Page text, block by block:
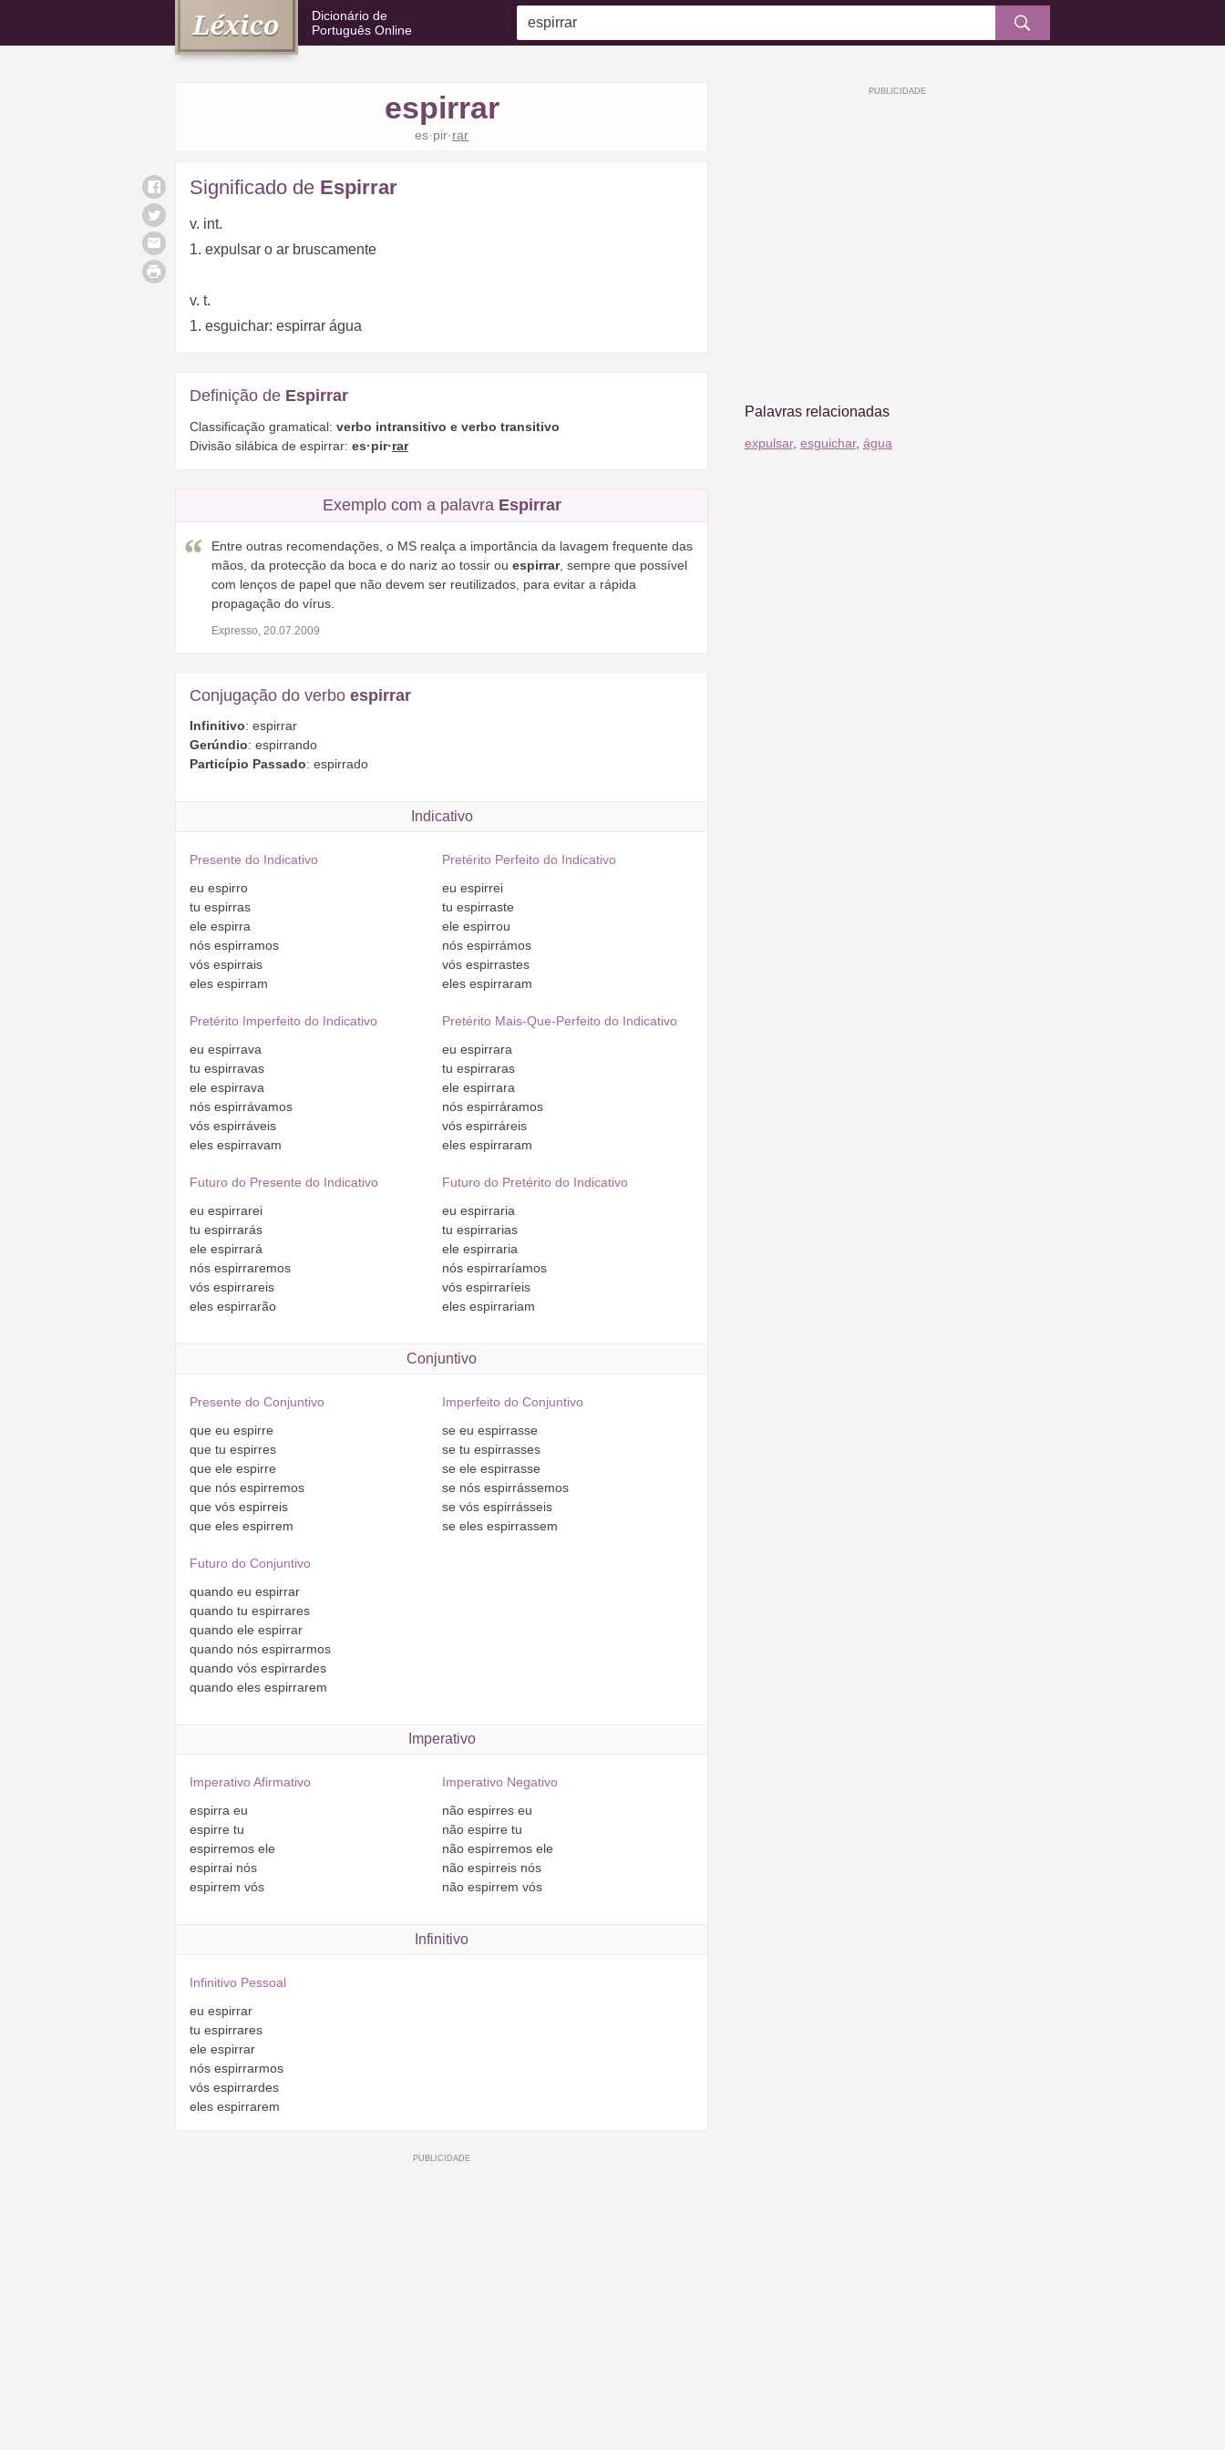
Dicionário de
Português Online
espirrar
es·pir·rar
Significado de Espirrar
v. int.
1. expulsar o ar bruscamente
v. t.
1. esguichar: espirrar água
Definição de Espirrar
Classificação gramatical: verbo intransitivo e verbo transitivo
Divisão silábica de espirrar: es·pir·rar
Exemplo com a palavra Espirrar
Entre outras recomendações, o MS realça a importância da lavagem frequente das
mãos, da protecção da boca e do nariz ao tossir ou espirrar, sempre que possível
com lenços de papel que não devem ser reutilizados, para evitar a rápida
propagação do vírus.
Expresso, 20.07.2009
Conjugação do verbo espirrar
Infinitivo: espirrar
Gerúndio: espirrando
Particípio Passado: espirrado
Indicativo
Presente do Indicativo
eu espirro
tu espirras
ele espirra
nós espirramos
vós espirrais
eles espirram
Pretérito Perfeito do Indicativo
eu espirrei
tu espirraste
ele espirrou
nósespirrámos
vósespirrastes
elesespirraram
Pretérito Imperfeito do Indicativo
eu espirrava
tu espirravas
ele espirrava
nós espirrávamos
vós espirráveis
eles espirravam
Pretérito Mais-Que-Perfeito do Indicativo
eu espirrara
tu espirraras
ele espirrara
nósespirráramos
vósespirráreis
elesespirraram
Futuro do Presente do Indicativo
eu espirrarei
tu espirrarás
ele espirrará
nós espirraremos
vós espirrareis
eles espirrarão
Futuro do Pretérito do Indicativo
eu espirraria
tu espirrarias
ele espirraria
nósespirraríamos
vósespirraríeis
elesespirrariam
Conjuntivo
Presente do Conjuntivo
que eu espirre
que tu espirres
que ele espirre
que nós espirremos
que vós espirreis
que eles espirrem
Imperfeito do Conjuntivo
se eu espirrasse
se tu espirrasses
se ele espirrasse
se nósespirrássemos
se vósespirrásseis
se elesespirrassem
Futuro do Conjuntivo
quando eu espirrar
quando tu espirrares
quando ele espirrar
quando nós espirrarmos
quando vós espirrardes
quando eles espirrarem
Imperativo
Imperativo Afirmativo
espirra eu
espirre tu
espirremos ele
espirrai nós
espirrem vós
Imperativo Negativo
nãoespirres eu
nãoespirre tu
nãoespirremos ele
nãoespirreis nós
nãoespirrem vós
Infinitivo
Infinitivo Pessoal
eu espirrar
tu espirrares
ele espirrar
nós espirrarmos
vós espirrardes
eles espirrarem
Palavras relacionadas
expulsar, esguichar, água